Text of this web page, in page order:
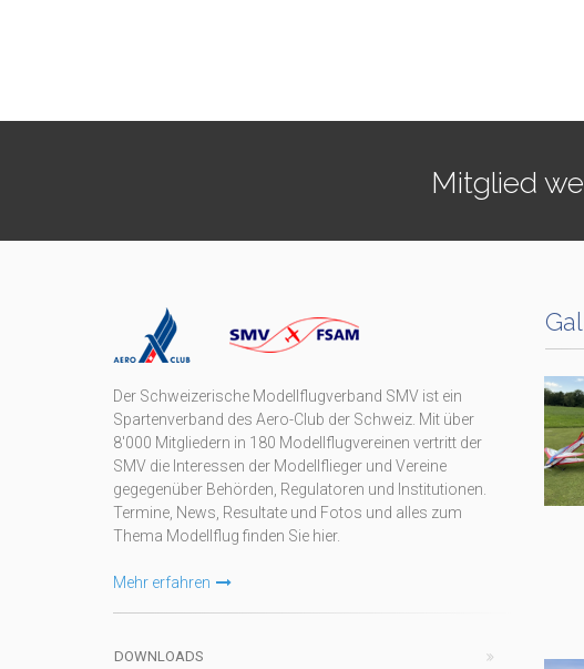
Mitglied
Der Schweizerische Modellflugverband SMV ist ein
Spartenverband des Aero-Club der Schweiz. Mit über
8'000 Mitgliedern in 180 Modellflugvereinen vertritt der
SMV die Interessen der Modellflieger und Vereine
gegegenüber Behörden, Regulatoren und Institutionen.
Termine, News, Resultate und Fotos und alles zum
Thema Modellflug finden Sie hier.
Mehr erfahren
DOWNLOADS